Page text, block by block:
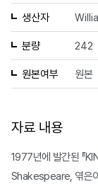
생산자
분량 242
원본여부 원본
자료 내용
1977년에 발간된 『
Shakespeare, 엮은